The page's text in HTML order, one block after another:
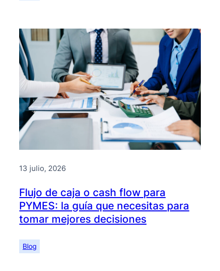
13 julio, 2026
Flujo de caja o cash flow para
PYMES: la guía que necesitas para
tomar mejores decisiones
Blog